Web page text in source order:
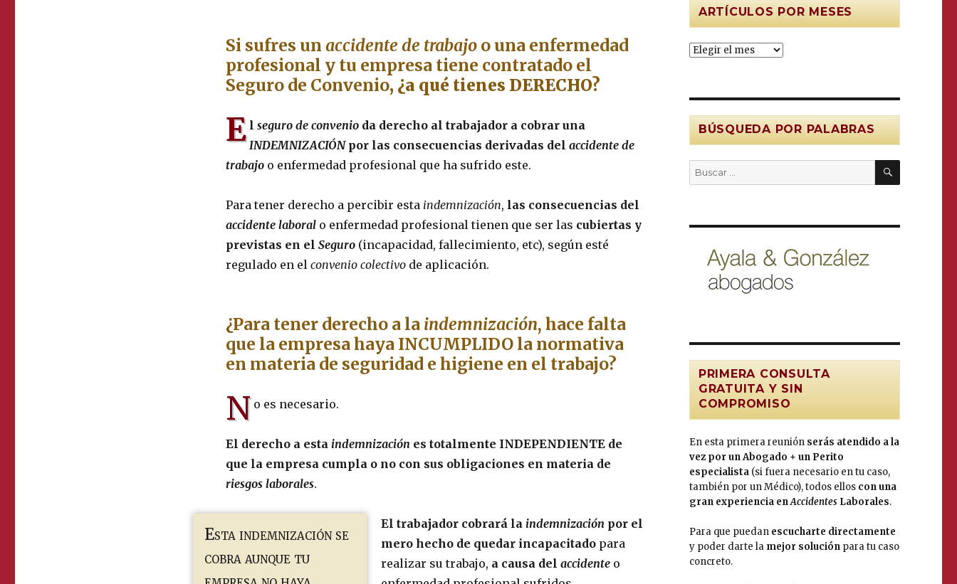
Si sufres un accidente de trabajo o una enfermedad
profesional y tu empresa tiene contratado el
Seguro de Convenio, ¿a qué tienes DERECHO?
E lseguro de convenio da derecho al trabajador a cobrar una
INDEMNIZACIÓNpor las consecuencias derivadas delaccidente de
trabajoo enfermedad profesional que ha sufrido este.
Para tener derecho a percibir esta indemnización, las consecuencias del
accidente laboralo enfermedad profesional tienen que ser las cubiertas y
previstas en el Seguro(incapacidad, fallecimiento, etc), según esté
regulado en el convenio colectivode aplicación.
¿Para tener derecho a la indemnización, hace falta
que la empresa haya INCUMPLIDO la normativa
en materia de seguridad e higiene en el trabajo?
N o es necesario.
El derecho a esta indemnización es totalmente INDEPENDIENTE de
que la empresa cumpla o no con sus obligaciones en materia de
riesgos laborales.
Esta indemnización se
cobra aunque tu
El trabajador cobrará la indemnización por el
mero hecho de quedar incapacitadopara
realizar su trabajo, a causa del accidenteo
ARTÍCULOS POR MESES
Artículos
BÚSQUEDA POR PALABRAS
Buscar
por:
BUSCAR
PRIMERA CONSULTA
GRATUITA Y SIN
COMPROMISO
En esta primera reunión serás atendido a la
vez por un Abogado + un Perito
especialista(si fuera necesario en tu caso,
también por un Médico), todos ellos con una
gran experiencia enAccidentes Laborales.
Para que puedan escucharte directamente
y poder darte la mejor soluciónpara tu caso
concreto.